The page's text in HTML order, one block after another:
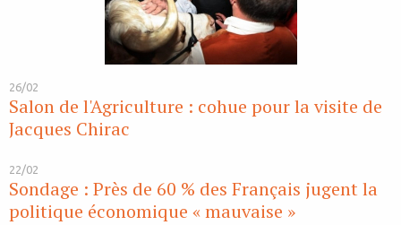
26/02
Salon de l'Agriculture : cohue pour la visite de
Jacques Chirac
22/02
Sondage : Près de 60 % des Français jugent la
politique économique « mauvaise »